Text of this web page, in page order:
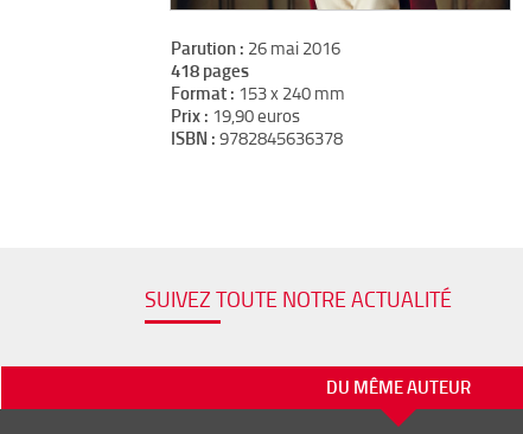
Parution : 26 mai 2016
418 pages
Format : 153 x 240 mm
Prix : 19,90 euros
ISBN : 9782845636378
SUIVEZ TOUTE NOTRE ACTUALITÉ
DU MÊME AUTEUR